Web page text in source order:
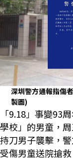
深圳警方通報指傷
製圖)
「9.18」事變93
學校」的男童，
持刀男子襲擊，
受傷男童送院搶救